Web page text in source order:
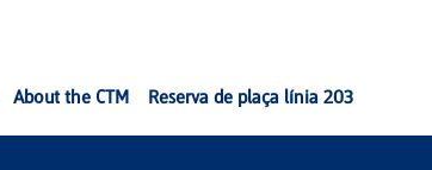
About the CTM Reserva de plaça línia 203